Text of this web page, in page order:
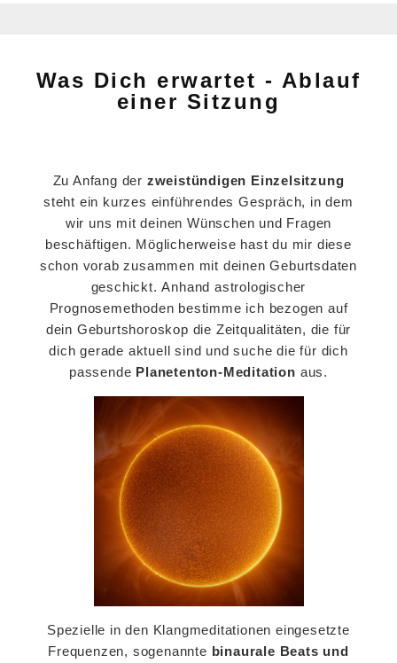
Was Dich erwartet - Ablauf
einer Sitzung
Zu Anfang der zweistündigen Einzelsitzung
steht ein kurzes einführendes Gespräch, in dem
wir uns mit deinen Wünschen und Fragen
beschäftigen. Möglicherweise hast du mir diese
schon vorab zusammen mit deinen Geburtsdaten
geschickt. Anhand astrologischer
Prognosemethoden bestimme ich bezogen auf
dein Geburtshoroskop die Zeitqualitäten, die für
dich gerade aktuell sind und suche die für dich
passende Planetenton-Meditation aus.
Spezielle in den Klangmeditationen eingesetzte
Frequenzen, sogenannte binaurale Beats und